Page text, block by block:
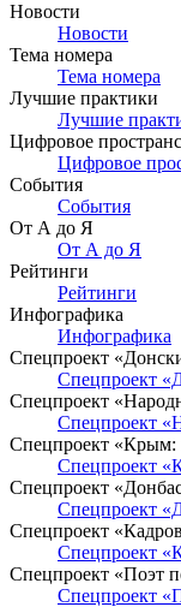
Новости
Новости
Тема номера
Тема номера
Лучшие практики
Лучшие
Цифровое
Цифровое
События
События
От А до Я
От А до Я
Рейтинги
Рейтинги
Инфографика
Инфографика
Спецпроект
Спецпроект
Спецпроект
Спецпроект
Спецпроект «Крым:
Спецпроект
Спецпроект
Спецпроект
Спецпроект
Спецпроект
Спецпроект «Поэт
Спецпроект